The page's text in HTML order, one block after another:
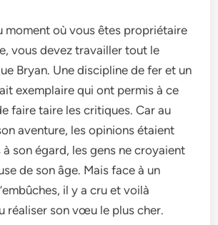
moment où vous êtes propriétaire
vous devez travailler tout le
Bryan. Une discipline de fer et un
exemplaire qui ont permis à ce
faire taire les critiques. Car au
aventure, les opinions étaient
son égard, les gens ne croyaient
de son âge. Mais face à un
il y a cru et voilà
réaliser son vœu le plus cher.